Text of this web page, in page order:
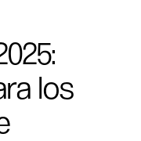
los